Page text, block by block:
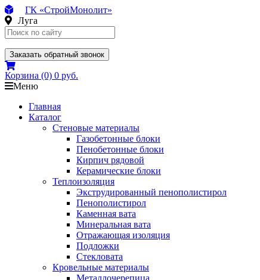
ГК «СтройМонолит»
Луга
Заказать обратный звонок
Корзина (0) 0 руб.
Меню
Главная
Каталог
Стеновые материалы
Газобетонные блоки
Пенобетонные блоки
Кирпич рядовой
Керамические блоки
Теплоизоляция
Экструдированный пенополистирол
Пенополистирол
Каменная вата
Минеральная вата
Отражающая изоляция
Подложки
Стекловата
Кровельные материалы
Металлочерепица